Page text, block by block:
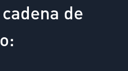
de